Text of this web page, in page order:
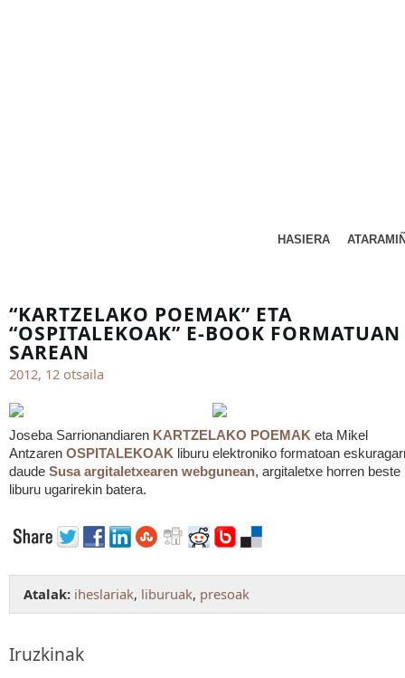
HASIERA
“KARTZELAKO POEMAK” ETA
“OSPITALEKOAK” E-BOOK FORMATUAN
SAREAN
2012, 12 otsaila
Joseba Sarrionandiaren KARTZELAKO POEMAK eta Mikel
Antzaren OSPITALEKOAK liburu elektroniko formatoan
daude Susa argitaletxearen webgunean, argitaletxe horren beste
liburu ugarirekin batera.
Atalak: iheslariak, liburuak, presoak
Iruzkinak